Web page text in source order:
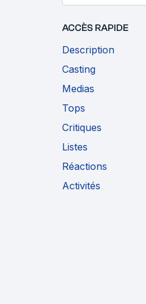
ACCÈS RAPIDE
Description
Casting
Medias
Tops
Critiques
Listes
Réactions
Activités